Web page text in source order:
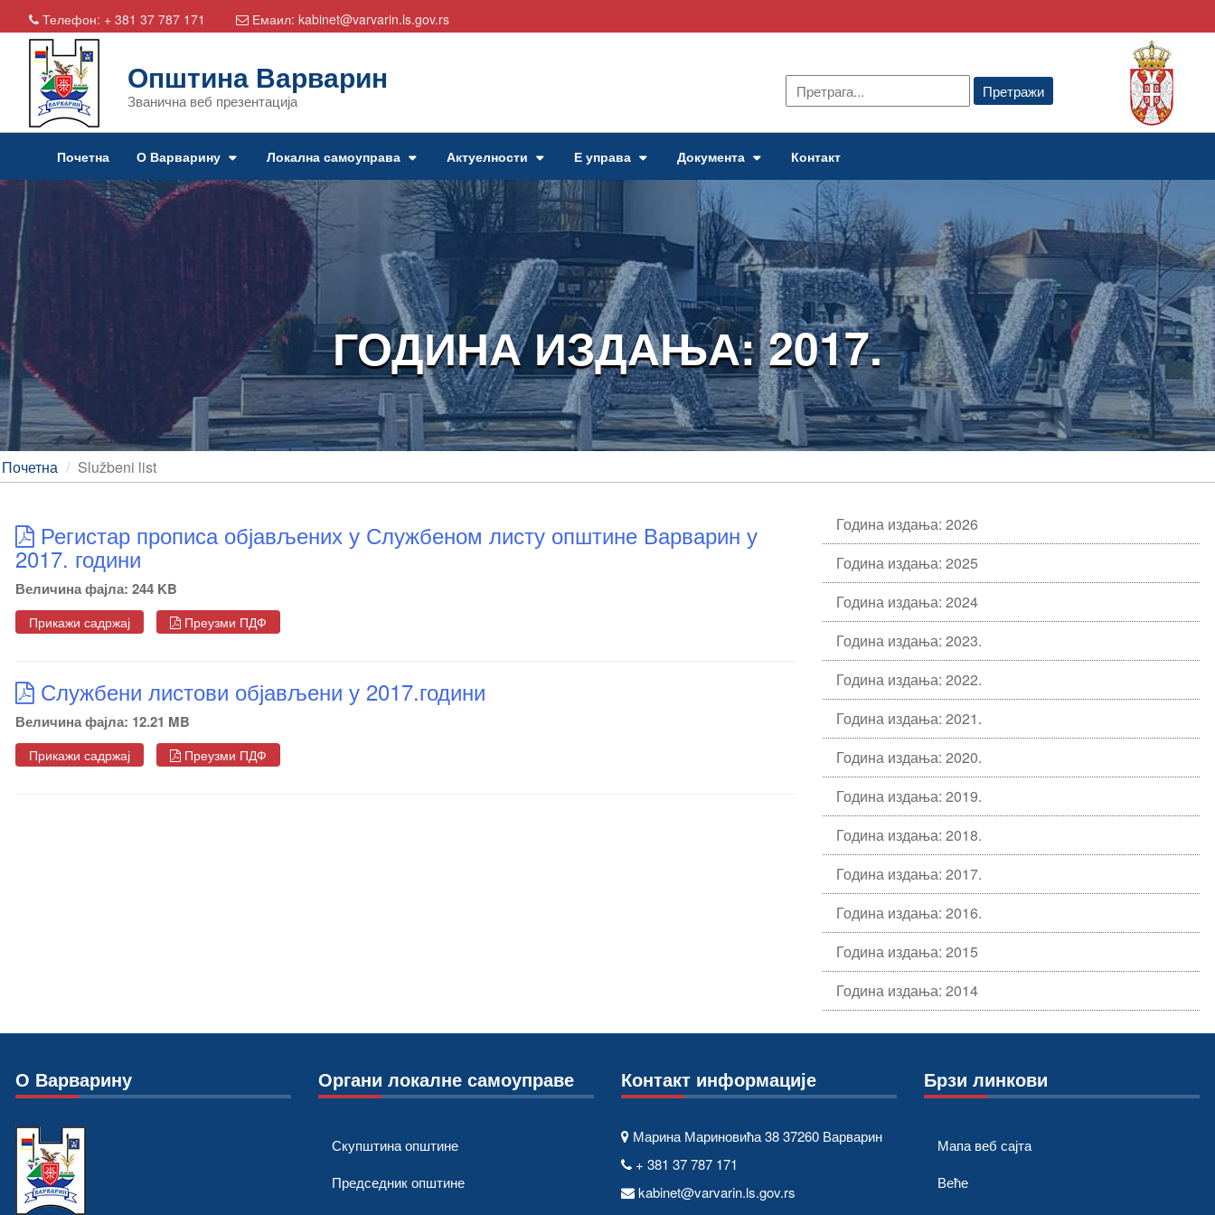
Телефон: + 381 37 787 171 Емаил: kabinet@varvarin.ls.gov.rs
Општина Варварин
Званична веб презентација
Почетна О Варварину Локална самоуправа Актуелности Е управа Документа Контакт
ГОДИНА ИЗДАЊА: 2017.
Почетна Službeni list
Регистар прописа објављених у Службеном листу општине Варварин у
2017. години
Величина фајла: 244 KB
Прикажи садржај Преузми ПДФ
Службени листови објављени у 2017.години
Величина фајла: 12.21 MB
Прикажи садржај Преузми ПДФ
Година издања: 2026
Година издања: 2025
Година издања: 2024
Година издања: 2023.
Година издања: 2022.
Година издања: 2021.
Година издања: 2020.
Година издања: 2019.
Година издања: 2018.
Година издања: 2017.
Година издања: 2016.
Година издања: 2015
Година издања: 2014
О Варварину Органи локалне самоуправе
Скупштина општине
Председник општине
Контакт информације
Марина Мариновића 38 37260 Варварин
+ 381 37 787 171
kabinet@varvarin.ls.gov.rs
Брзи линкови
Мапа веб сајта
Веће